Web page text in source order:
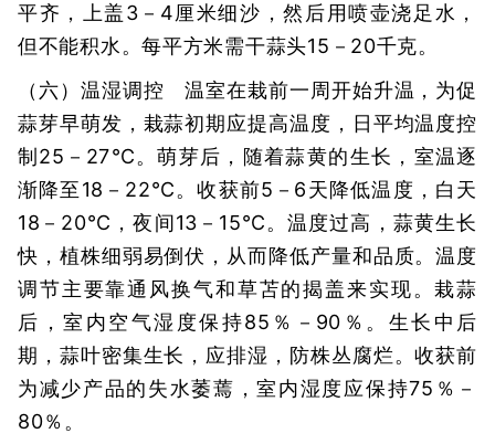
平齐，上盖3－4厘米细沙，然后用喷壶浇足水，
但不能积水。每平方米需干蒜头15－20千克。
（六）温湿调控 温室在栽前一周开始升温，为促
蒜芽早萌发，栽蒜初期应提高温度，日平均温度控
制25－27℃。萌芽后，随着蒜黄的生长，室温逐
渐降至18－22℃。收获前5－6天降低温度，白天
18－20℃，夜间13－15℃。温度过高，蒜黄生长
快，植株细弱易倒伏，从而降低产量和品质。温度
调节主要靠通风换气和草苫的揭盖来实现。栽蒜
后，室内空气湿度保持85％－90％。生长中后
期，蒜叶密集生长，应排湿，防株丛腐烂。收获前
为减少产品的失水萎蔫，室内湿度应保持75％－
80％。